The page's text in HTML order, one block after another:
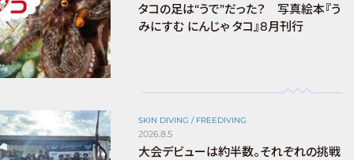
タコの足は“うで”だった？ 写真絵本『う
みにすむ にんじゃ タコ』8月刊行
SKIN DIVING / FREEDIVING
2026.8.5
大会デビューは約半数。それぞれの挑戦